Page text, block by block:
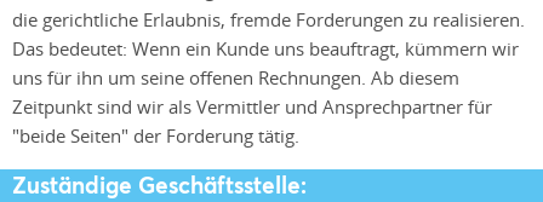
die gerichtliche Erlaubnis, fremde Forderungen zu realisieren.
Das bedeutet: Wenn ein Kunde uns beauftragt, kümmern wir
uns für ihn um seine offenen Rechnungen. Ab diesem
Zeitpunkt sind wir als Vermittler und Ansprechpartner für
"beide Seiten" der Forderung tätig.
Zuständige Geschäftsstelle: